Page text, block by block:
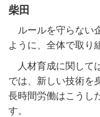
柴田
ルールを守らない
ように、全体で取り
人材育成に関して
では、新しい技術を
長時間労働はこうし
す。